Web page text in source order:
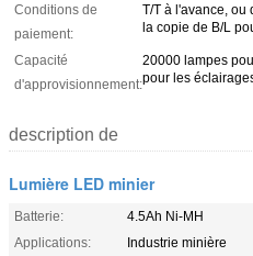
Conditions de
paiement:
T/T à l'avance, ou
la copie de B/L
Capacité
d'approvisionnement:
20000 lampes
pour les
description de
Lumière LED minier
Batterie:
4.5Ah Ni-MH
Applications:
Industrie minière